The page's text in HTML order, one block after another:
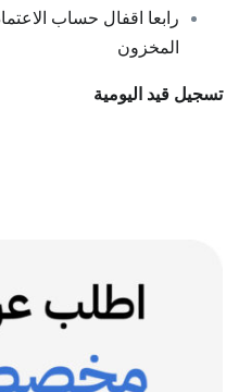
رابعا اقفال حساب
المخزون
تسجيل قيد اليومية